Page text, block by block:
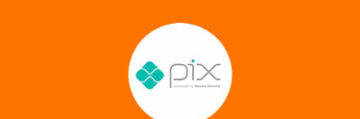
mantermos nossas unidades em funcionamento!
saiba mais